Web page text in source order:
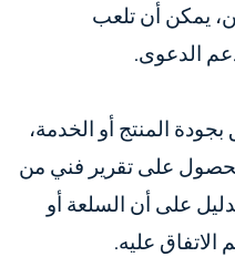
يمكن أن تلعب
الدعوى.
المنتج أو الخدمة،
على تقرير فني من
على أن السلعة أو
الاتفاق عليه.